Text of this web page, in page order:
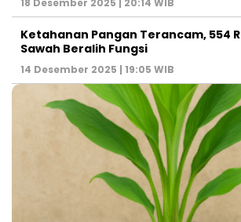
Ketahanan Pangan Terancam, 554
Sawah Beralih Fungsi
14 Desember 2025 | 19:05 WIB